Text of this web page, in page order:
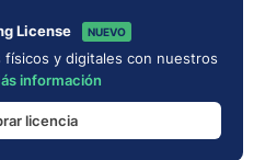
License NUEVO
y digitales con nuestros
información
licencia